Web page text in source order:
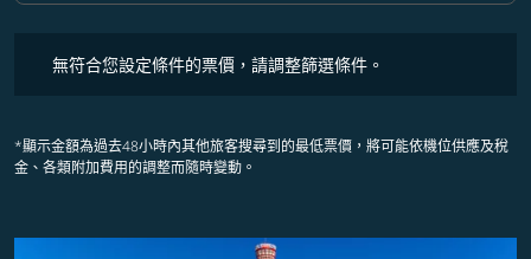
無符合您設定條件的票價，請調整篩選條件。
*顯示金額為過去48小時內其他旅客搜尋到的最低票價，將可能依機位供應及稅
金、各類附加費用的調整而隨時變動。